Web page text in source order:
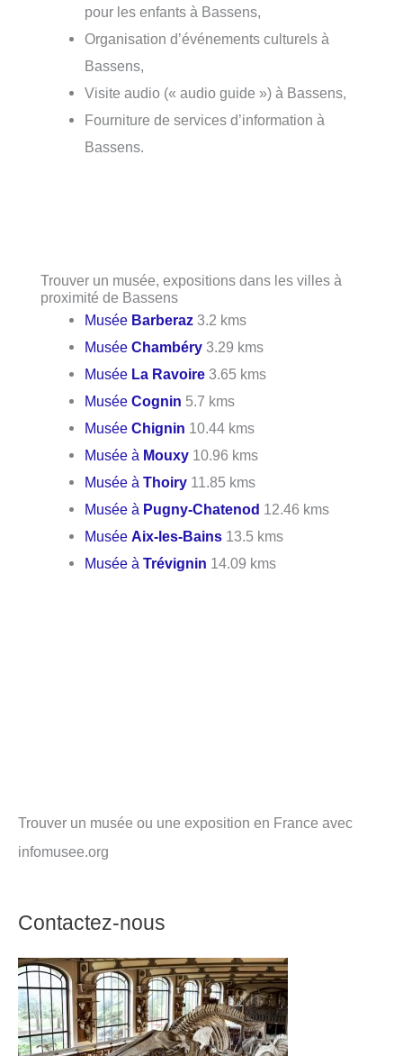
pour les enfants à Bassens,
Organisation d’événements culturels à
Bassens,
Visite audio (« audio guide ») à Bassens,
Fourniture de services d’information à
Bassens.
Trouver un musée, expositions dans les villes à
proximité de Bassens
Musée Barberaz 3.2 kms
MuséeChambéry 3.29 kms
Musée La Ravoire 3.65 kms
MuséeCognin 5.7 kms
MuséeChignin 10.44 kms
Musée à Mouxy 10.96 kms
Musée àThoiry 11.85 kms
Musée à Pugny-Chatenod 12.46 kms
MuséeAix-les-Bains 13.5 kms
Musée àTrévignin 14.09 kms
Trouver un musée ou une exposition en France avec
infomusee.org
Contactez-nous